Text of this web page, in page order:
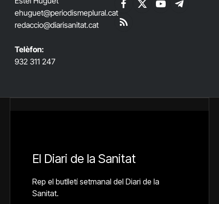
ehuguet@periodismeplural.cat
redaccio@diarisanitat.cat
Telèfon:
932 311 247
Facebook
X
YouTubeTelegram
RSS